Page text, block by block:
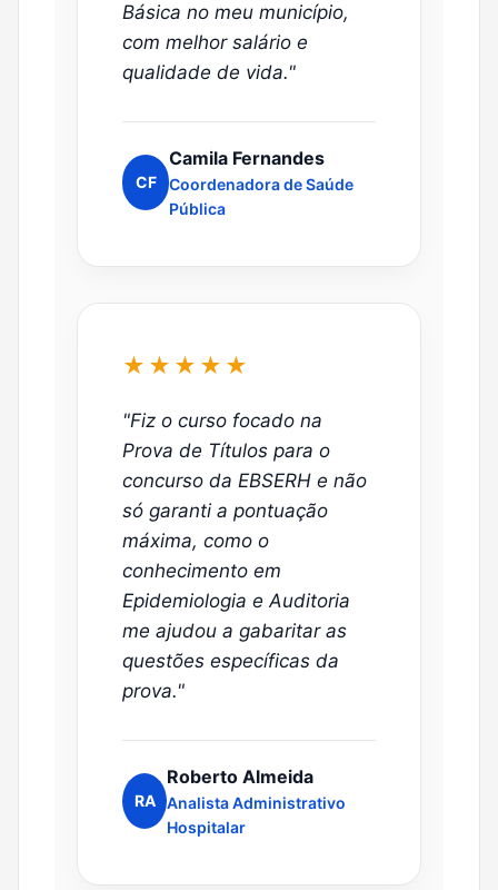
Básica no meu município,
com melhor salário e
qualidade de vida."
CF
Camila Fernandes
Coordenadora de Saúde
Pública
★★★★★
"Fiz o curso focado na
Prova de Títulos para o
concurso da EBSERH e não
só garanti a pontuação
máxima, como o
conhecimento em
Epidemiologia e Auditoria
me ajudou a gabaritar as
questões específicas da
prova."
RA
Roberto Almeida
Analista Administrativo
Hospitalar